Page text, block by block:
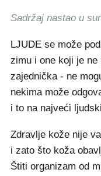
Sadržaj nastao u
LJUDE se može
zimu i one koji je
zajednička - ne
nekima može
i to na najveći
Zdravlje kože nije
i zato što koža
Štiti organizam od